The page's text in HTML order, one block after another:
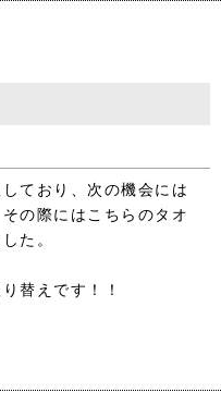
ており、次の機会には
の際にはこちらのタオ
た。
替えです！！
っておりましたので、
した。